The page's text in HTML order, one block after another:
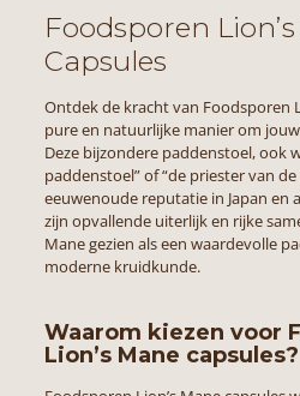
Foodsporen
Capsules
Ontdek de kracht van Foodsporen
pure en natuurlijke manier om
Deze bijzondere paddenstoel, ook
paddenstoel” of “de priester van
eeuwenoude reputatie in Japan en
zijn opvallende uiterlijk en rijke
Mane gezien als een waardevolle
moderne kruidkunde.
Waarom kiezen voor
Lion’s Mane capsules?